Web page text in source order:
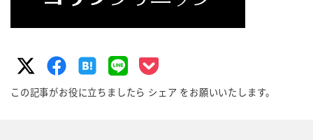
この記事がお役に立ちましたら シェア をお願いいたします。